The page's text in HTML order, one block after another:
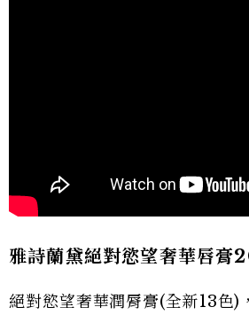
雅詩蘭黛絕對慾望奢華唇
絕對慾望奢華潤脣膏(全新13色